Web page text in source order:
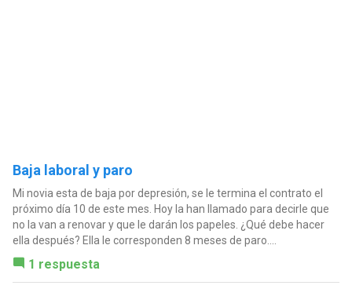
Baja laboral y paro
Mi novia esta de baja por depresión, se le termina el contrato el
próximo día 10 de este mes. Hoy la han llamado para decirle que
no la van a renovar y que le darán los papeles. ¿Qué debe hacer
ella después? Ella le corresponden 8 meses de paro....
1 respuesta